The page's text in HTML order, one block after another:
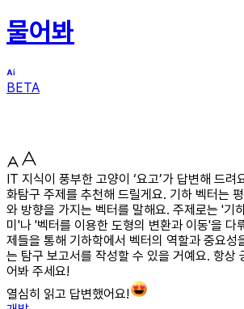
물어봐
BETA
IT 지식이 풍부한 고양이 ‘요고’가 답변해 드려
화탐구 주제를 추천해 드릴게요. 기하 벡터는
와 방향을 가지는 벡터를 말해요. 주제로는 '기
미'나 '벡터를 이용한 도형의 변환과 이동'을 다
제들을 통해 기하학에서 벡터의 역할과 중요성
는 탐구 보고서를 작성할 수 있을 거예요. 항상
어봐 주세요!
열심히 읽고 답변했어요!